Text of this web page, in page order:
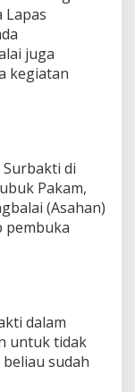
Lapas
juga
kegiatan
di
Pakam,
(Asahan)
pembuka
dalam
untuk tidak
sudah